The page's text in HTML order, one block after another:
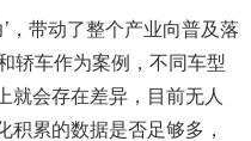
，带动了整个产业向普及落
轿车作为案例，不同车型
就会存在差异，目前无人
积累的数据是否足够多，